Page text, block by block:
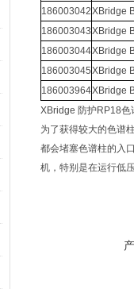
186003042XBridge
186003043XBridge
186003044XBridge
186003045XBridge
186003964XBridge
XBridge 防护RP18色
为了获得较大的色谱
都会堵塞色谱柱的入
机，特别是在运行低